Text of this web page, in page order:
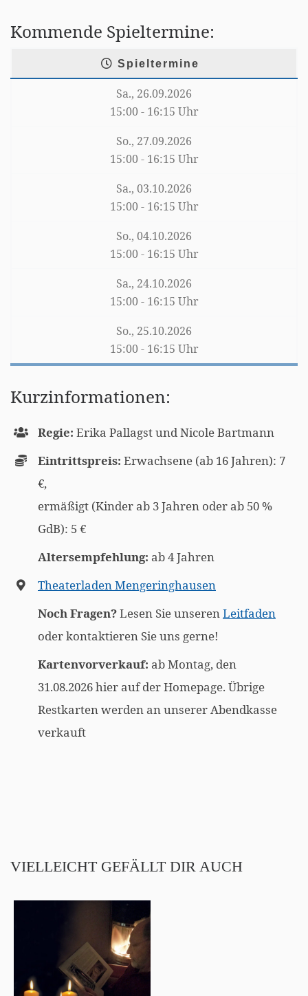
Kommende Spieltermine:
Spieltermine
Sa., 26.09.2026
15:00 - 16:15 Uhr
So., 27.09.2026
15:00 - 16:15 Uhr
Sa., 03.10.2026
15:00 - 16:15 Uhr
So., 04.10.2026
15:00 - 16:15 Uhr
Sa., 24.10.2026
15:00 - 16:15 Uhr
So., 25.10.2026
15:00 - 16:15 Uhr
Kurzinformationen:
Regie: Erika Pallagst und Nicole Bartmann
Eintrittspreis: Erwachsene (ab 16 Jahren): 7
€,
ermäßigt (Kinder ab 3 Jahren oder ab 50 %
GdB): 5 €
Altersempfehlung: ab 4 Jahren
Theaterladen Mengeringhausen
Noch Fragen?Lesen Sie unserenLeitfaden
oder kontaktieren Sie uns gerne!
Kartenvorverkauf: ab Montag, den
31.08.2026 hier auf der Homepage. Übrige
Restkarten werden an unserer Abendkasse
verkauft
VIELLEICHT GEFÄLLT DIR AUCH